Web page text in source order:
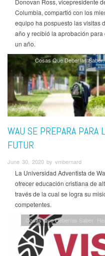
Donovan Ross, vicepresidente
Columbia, compartió con los
equipo ha pospuesto las visitas
año y recibió la aprobación
un año.
Cosas Que Deberías Saber
WAU SE PREPARA PARA
FUTUR
June 30, 2020 by vmbernard
La Universidad Adventista de
ofrecer educación cristiana de
través de la cual se logra su
competentes.
Cosas Que Deberías Saber